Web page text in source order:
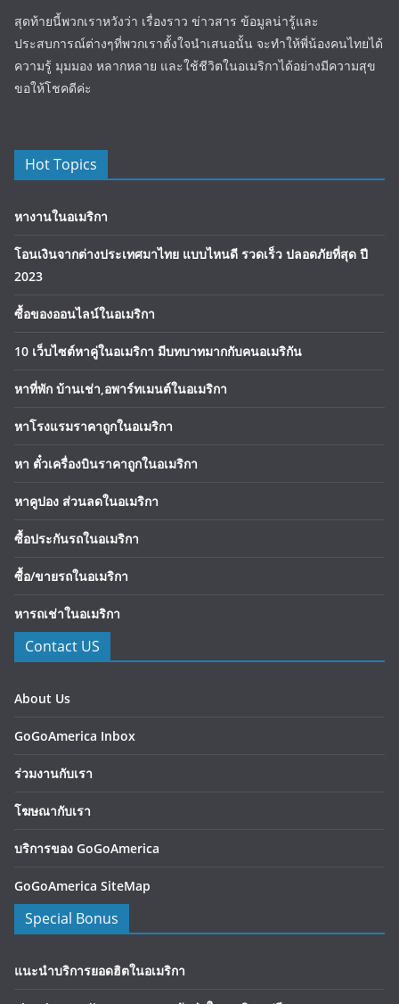
สุดท้ายนี้พวกเราหวังว่า เรื่องราว ข่าวสาร ข้อมูลน่ารู้และ
ประสบการณ์ต่างๆที่พวกเราตั้งใจนำเสนอนั้น จะทำให้พี่น้องคนไทยได้
ความรู้ มุมมอง หลากหลาย และใช้ชีวิตในอเมริกาได้อย่างมีความสุข
ขอให้โชคดีค่ะ
Hot Topics
หางานในอเมริกา
โอนเงินจากต่างประเทศมาไทย แบบไหนดี รวดเร็ว ปลอดภัยที่สุด ปี
2023
ซื้อของออนไลน์ในอเมริกา
10 เว็บไซต์หาคู่ในอเมริกา มีบทบาทมากกับคนอเมริกัน
หาที่พัก บ้านเช่า,อพาร์ทเมนต์ในอเมริกา
หาโรงแรมราคาถูกในอเมริกา
หา ตั๋วเครื่องบินราคาถูกในอเมริกา
หาคูปอง ส่วนลดในอเมริกา
ซื้อประกันรถในอเมริกา
ซื้อ/ขายรถในอเมริกา
หารถเช่าในอเมริกา
Contact US
About Us
GoGoAmerica Inbox
ร่วมงานกับเรา
โฆษณากับเรา
บริการของ GoGoAmerica
GoGoAmerica SiteMap
Special Bonus
แนะนำบริการยอดฮิตในอเมริกา